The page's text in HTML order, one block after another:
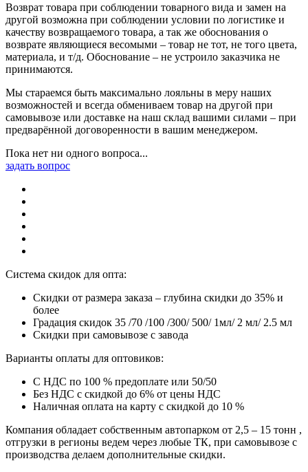
Возврат товара при соблюдении товарного вида и замен на
другой возможна при соблюдении условии по логистике и
качеству возвращаемого товара, а так же обоснования о
возврате являющиеся весомыми – товар не тот, не того цвета,
материала, и т/д. Обоснование – не устроило заказчика не
принимаются.
Мы стараемся быть максимально лояльны в меру наших
возможностей и всегда обмениваем товар на другой при
самовывозе или доставке на наш склад вашими силами – при
предварённой договоренности в вашим менеджером.
Пока нет ни одного вопроса...
задать вопрос
Система скидок для опта:
Скидки от размера заказа – глубина скидки до 35% и
более
Градация скидок 35 /70 /100 /300/ 500/ 1мл/ 2 мл/ 2.5 мл
Скидки при самовывозе с завода
Варианты оплаты для оптовиков:
С НДС по 100 % предоплате или 50/50
Без НДС с скидкой до 6% от цены НДС
Наличная оплата на карту с скидкой до 10 %
Компания обладает собственным автопарком от 2,5 – 15 тонн ,
отгрузки в регионы ведем через любые ТК, при самовывозе с
производства делаем дополнительные скидки.